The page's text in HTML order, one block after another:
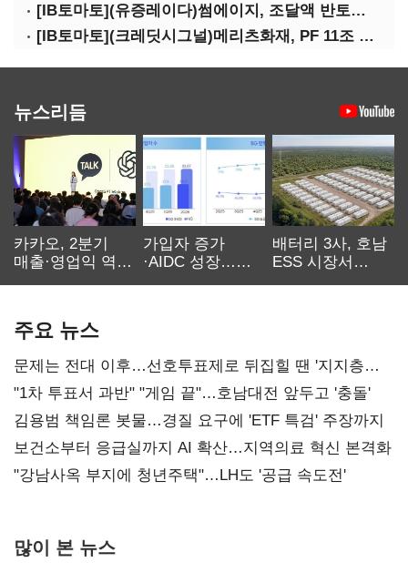
[IB토마토](유증레이다)썸에이지, 조달액 반토막…시총 200억 못 넘으면 철회
[IB토마토](크레딧시그널)메리츠화재, PF 11조 노출…부동산 사업성 저하 우려
뉴스리듬
카카오, 2분기
매출·영업익 역대
가입자 증가
·AIDC 성장…
배터리 3사, 호남
ESS 시장서
주요 뉴스
문제는 전대 이후…선호투표제로 뒤집힐 땐 '지지층
불복'
"1차 투표서 과반" "게임 끝"…호남대전 앞두고 '충돌'
김용범 책임론 봇물…경질 요구에 'ETF 특검' 주장까지
보건소부터 응급실까지 AI 확산…지역의료 혁신 본격화
"강남사옥 부지에 청년주택"…LH도 '공급 속도전'
많이 본 뉴스